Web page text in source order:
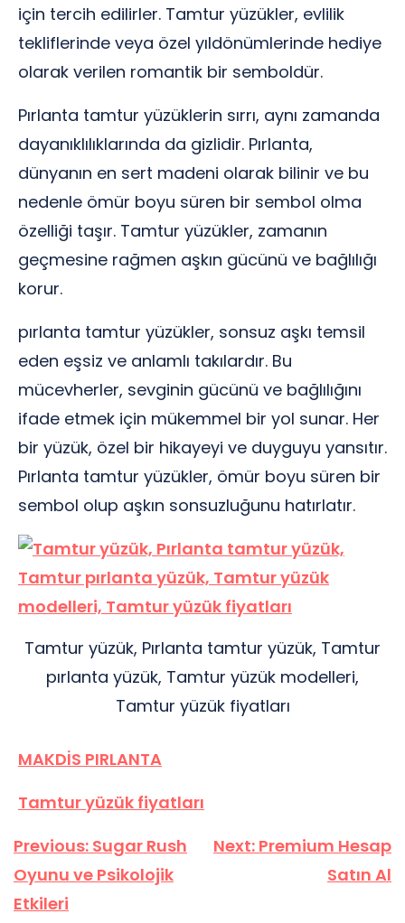
için tercih edilirler. Tamtur yüzükler, evlilik
tekliflerinde veya özel yıldönümlerinde hediye
olarak verilen romantik bir semboldür.
Pırlanta tamtur yüzüklerin sırrı, aynı zamanda
dayanıklılıklarında da gizlidir. Pırlanta,
dünyanın en sert madeni olarak bilinir ve bu
nedenle ömür boyu süren bir sembol olma
özelliği taşır. Tamtur yüzükler, zamanın
geçmesine rağmen aşkın gücünü ve bağlılığı
korur.
pırlanta tamtur yüzükler, sonsuz aşkı temsil
eden eşsiz ve anlamlı takılardır. Bu
mücevherler, sevginin gücünü ve bağlılığını
ifade etmek için mükemmel bir yol sunar. Her
bir yüzük, özel bir hikayeyi ve duyguyu yansıtır.
Pırlanta tamtur yüzükler, ömür boyu süren bir
sembol olup aşkın sonsuzluğunu hatırlatır.
Tamtur yüzük, Pırlanta tamtur yüzük, Tamtur
pırlanta yüzük, Tamtur yüzük modelleri,
Tamtur yüzük fiyatları
MAKDİS PIRLANTA
Tamtur yüzük fiyatları
Yazı
gezinmesi
Previous: Sugar Rush
Oyunu ve Psikolojik
Etkileri
Next: Premium Hesap
Satın Al